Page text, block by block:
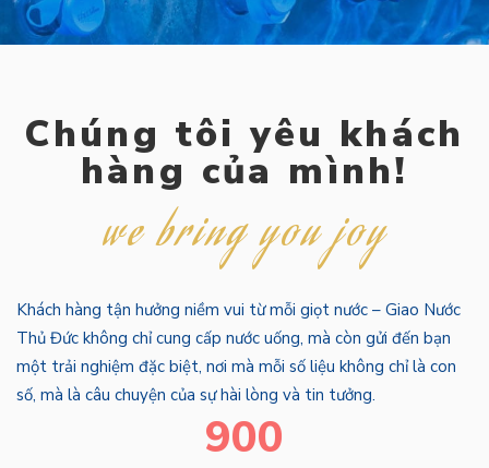
Chúng tôi yêu khách
hàng của mình!
we bring you joy
Khách hàng tận hưởng niềm vui từ mỗi giọt nước – Giao Nước
Thủ Đức không chỉ cung cấp nước uống, mà còn gửi đến bạn
một trải nghiệm đặc biệt, nơi mà mỗi số liệu không chỉ là con
số, mà là câu chuyện của sự hài lòng và tin tưởng.
900